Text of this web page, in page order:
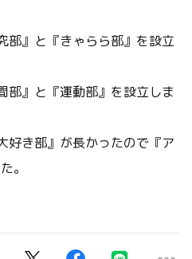
』と『きゃらら部』を設立
部』と『運動部』を設立しま
好き部』が長かったので『ア
。